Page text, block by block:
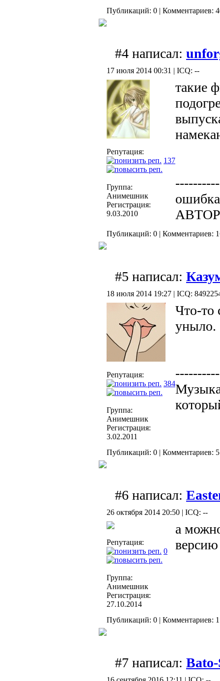
Публикаций: 0 | Комментариев:
#4 написал:
17 июля 2014 00:31 | ICQ: --
Репутация:
137
Группа:
Анимешник
Регистрация:
9.03.2010
такие
Публикаций: 0 | Комментариев:
#5 написал:
18 июля 2014 19:27 | ICQ:
Репутация:
384
Группа:
Анимешник
Регистрация:
3.02.2011
Что-то
уныло.
Публикаций: 0 | Комментариев:
#6 написал:
26 октября 2014 20:50 | ICQ: --
Репутация:
0
Группа:
Анимешник
Регистрация:
27.10.2014
а
версию
Публикаций: 0 | Комментариев:
#7 написал: